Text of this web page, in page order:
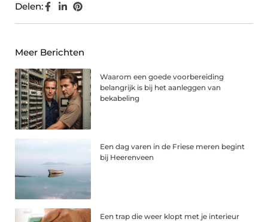
Delen:
Meer Berichten
Waarom een goede voorbereiding
belangrijk is bij het aanleggen van
bekabeling
Een dag varen in de Friese meren begint
bij Heerenveen
Een trap die weer klopt met je interieur